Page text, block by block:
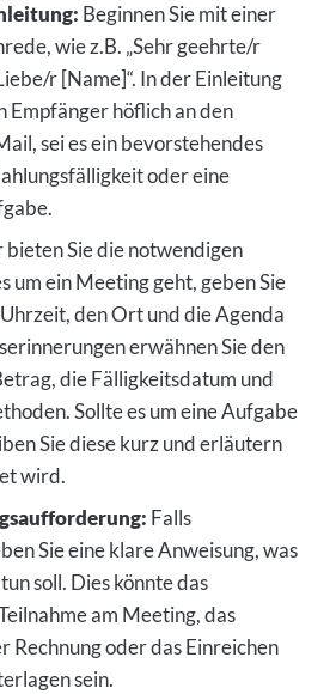
Beginnen Sie mit einer
wie z.B. „Sehr geehrte/r
r [Name]“. In der Einleitung
Empfänger höflich an den
sei es ein bevorstehendes
oder eine
bieten Sie die notwendigen
um ein Meeting geht, geben Sie
den Ort und die Agenda
erwähnen Sie den
die Fälligkeitsdatum und
Sollte es um eine Aufgabe
Sie diese kurz und erläutern
wird.
Falls
Sie eine klare Anweisung, was
soll. Dies könnte das
am Meeting, das
Rechnung oder das Einreichen
sein.